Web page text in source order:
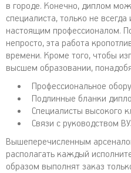
в городе. Конечно, диплом
специалиста, только не
настоящим профессионалом.
непросто, эта работа
времени. Кроме того, чтобы
высшем образовании,
Профессиональное
Подлинные бланки
Специалисты высокого
Связи с руководством
Вышеперечисленным
располагать каждый
образом выполнят заказ